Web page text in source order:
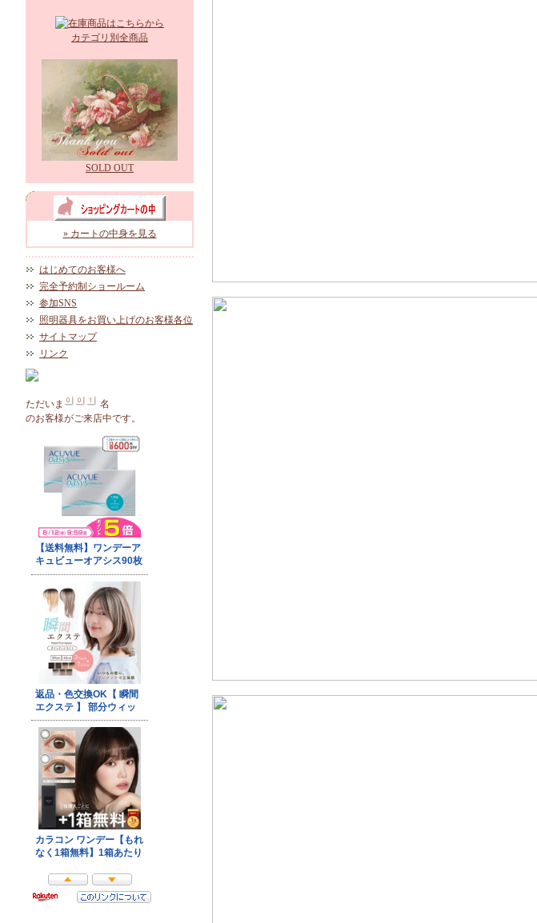
カテゴリ別全商品
SOLD OUT
» カートの中身を見る
はじめてのお客様へ
完全予約制ショールーム
参加SNS
照明器具をお買い上げのお客様各位
サイトマップ
リンク
ただいま
名
のお客様がご来店中です。